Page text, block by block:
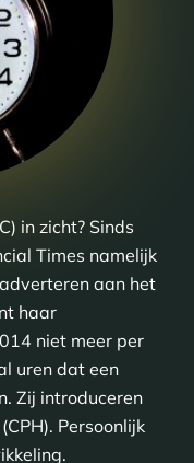
in zicht? Sinds
Times namelijk
aan het
haar
niet meer per
uren dat een
Zij introduceren
Persoonlijk